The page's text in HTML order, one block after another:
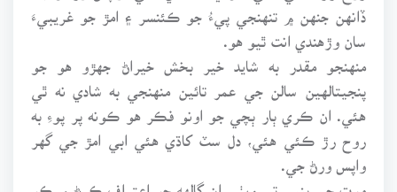
ڏانهن جنهن ۾ تنهنجي پيءُ جو ڪئنسر ۽ امڙ جو غريبيءَ
سان وڙهندي انت ٿيو هو.
منهنجو مقدر به شايد خير بخش خيراڻ جهڙو هو جو
پنجيتالهين سالن جي عمر تائين منهنجي به شادي نه ٿي
هئي. ان ڪري ٻار ٻچي جو اونو فڪر هو ڪونه پر پوءِ به
روح رڙ ڪئي هئي، دل سٽ کاڌي هئي ابي امڙ جي گهر
واپس ورڻ جي.
موت جي پنڀي تي ويٺي ان ڳالهه جو اعتراف ڪرڻ ۾ ڪو